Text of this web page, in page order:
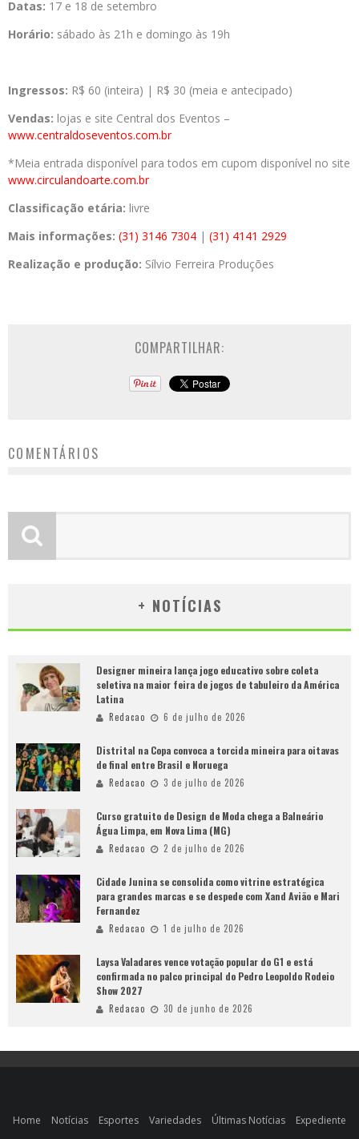
Datas: 17 e 18 de setembro
Horário: sábado às 21h e domingo às 19h
Ingressos: R$ 60 (inteira) | R$ 30 (meia e antecipado)
Vendas: lojas e site Central dos Eventos –
www.centraldoseventos.com.br
*Meia entrada disponível para todos em cupom disponível no site
www.circulandoarte.com.br
Classificação etária: livre
Mais informações: (31) 3146 7304 | (31) 4141 2929
Realização e produção: Sílvio Ferreira Produções
COMPARTILHAR:
COMENTÁRIOS
+ NOTÍCIAS
Designer mineira lança jogo educativo sobre coleta
seletiva na maior feira de jogos de tabuleiro da América
Latina
Redacao 6 de julho de 2026
Distrital na Copa convoca a torcida mineira para oitavas
de final entre Brasil e Noruega
Redacao 3 de julho de 2026
Curso gratuito de Design de Moda chega a Balneário
Água Limpa, em Nova Lima (MG)
Redacao 2 de julho de 2026
Cidade Junina se consolida como vitrine estratégica
para grandes marcas e se despede com Xand Avião e Mari
Fernandez
Redacao 1 de julho de 2026
Laysa Valadares vence votação popular do G1 e está
confirmada no palco principal do Pedro Leopoldo Rodeio
Show 2027
Redacao 30 de junho de 2026
Home Notícias Esportes Variedades Últimas Notícias Expediente